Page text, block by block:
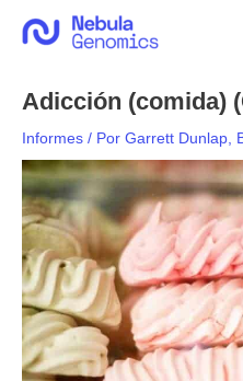
Adicción (comida)
Informes / Por Garrett Dunlap,